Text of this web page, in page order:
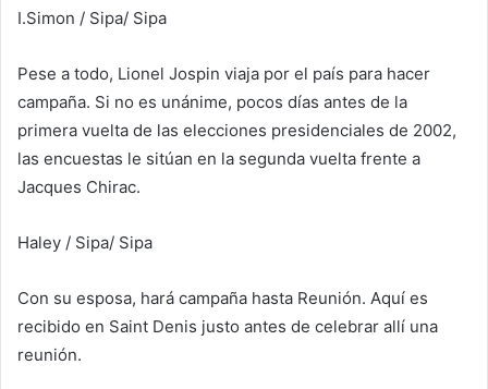
I.Simon / Sipa/ Sipa
Pese a todo, Lionel Jospin viaja por el país para hacer
campaña. Si no es unánime, pocos días antes de la
primera vuelta de las elecciones presidenciales de 2002,
las encuestas le sitúan en la segunda vuelta frente a
Jacques Chirac.
Haley / Sipa/ Sipa
Con su esposa, hará campaña hasta Reunión. Aquí es
recibido en Saint Denis justo antes de celebrar allí una
reunión.